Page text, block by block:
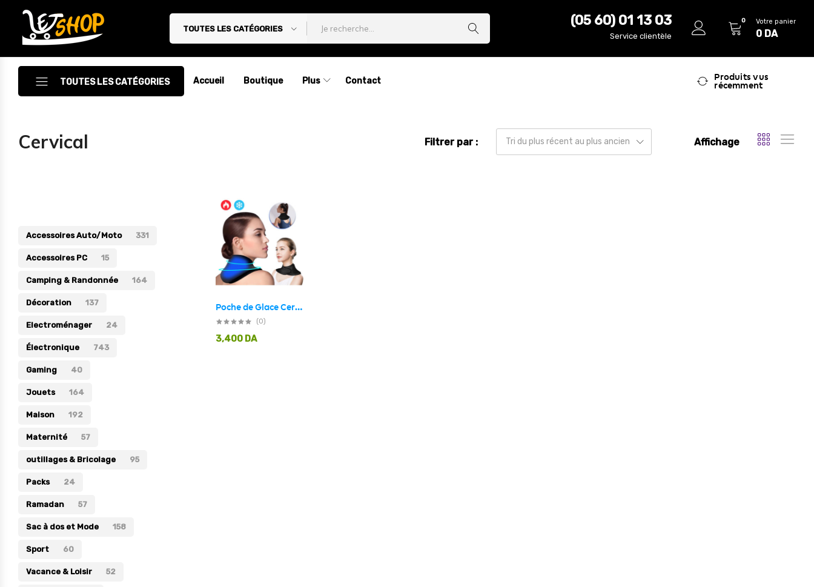
Letshop.dz
TOUTES LES CATÉGORIES
(05 60) 01 13 03
Service clientèle
0 Votre panier
0 DA
TOUTES LES CATÉGORIES
Accessoires
Décoration
Electroménager
Électronique
Jouets
Maison
Maternité
Outillages & Bricolage
Packs
Sac à dos et Mode
Soins & Beauté
Sport
Divers
Accueil Boutique Plus Contact
Produits vus
récemment
Cervical Filtrer par : Tri du plus récent au plus ancien Affichage
Poche de Glace Cervical Chaud et Froid en Gel Réutilisable pour Soulager les Douleurs
(0)
3,400 DA
Accessoires Auto/Moto 331
Accessoires PC 15
Camping & Randonnée 164
Décoration 137
Electroménager 24
Électronique 743
Gaming 40
Jouets 164
Maison 192
Maternité 57
outillages & Bricolage 95
Packs 24
Ramadan 57
Sac à dos et Mode 158
Sport 60
Vacance & Loisir 52